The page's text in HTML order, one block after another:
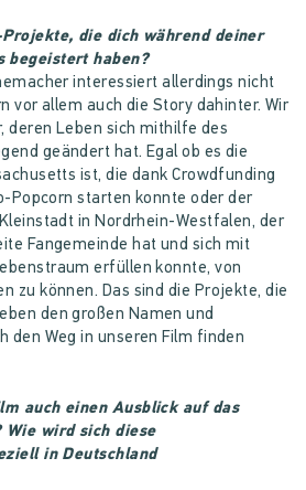
die dich während deiner
begeistert haben?
interessiert allerdings nicht
vor allem auch die Story dahinter. Wir
deren Leben sich mithilfe des
geändert hat. Egal ob es die
ist, die dank Crowdfunding
Popcorn starten konnte oder der
in Nordrhein-Westfalen, der
Fangemeinde hat und sich mit
erfüllen konnte, von
zu können. Das sind die Projekte, die
den großen Namen und
den Weg in unseren Film finden
auch einen Ausblick auf das
Wie wird sich diese
in Deutschland